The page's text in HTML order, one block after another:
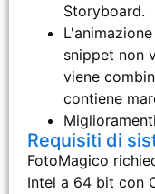
Storyboard.
snippet non
viene
contiene
Requisiti di
FotoMagico
Intel a 64 bit con